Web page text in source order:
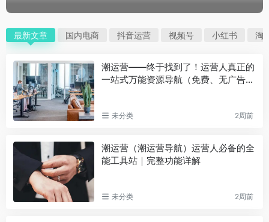
最新文章 国内电商 抖音运营 视频号 小红书 淘
潮运营——终于找到了！运营人真正的
一站式万能资源导航（免费、无广告、
未分类 2周前
潮运营（潮运营导航）运营人必备的全
能工具站｜完整功能详解
未分类 2周前